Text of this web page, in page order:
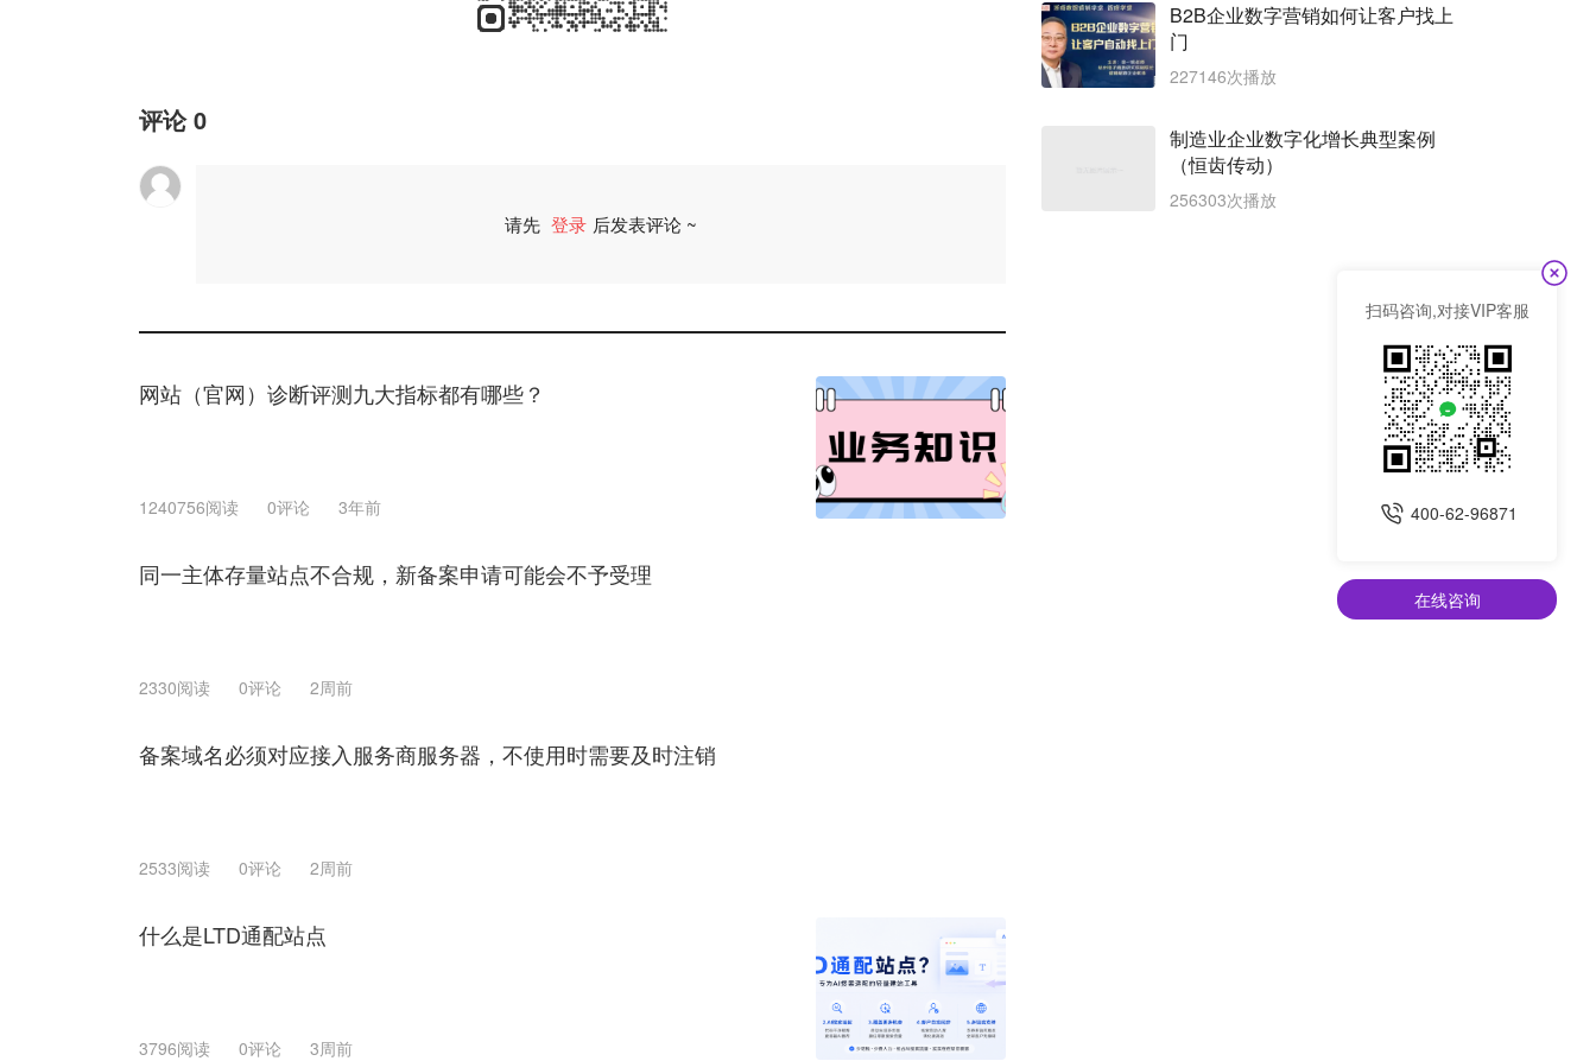
评论0
请先 登录 后发表评论 ~
网站（官网）诊断评测九大指标都有哪些？
1240756阅读 0评论 3年前
同一主体存量站点不合规，新备案申请可能会不予受理
2330阅读 0评论 2周前
备案域名必须对应接入服务商服务器，不使用时需要及时注销
2533阅读 0评论 2周前
什么是LTD通配站点
3796阅读 0评论 3周前
B2B企业数字营销如何让客户找上
门
227146次播放
制造业企业数字化增长典型案例
（恒齿传动）
256303次播放
扫码咨询,对接VIP客服
400-62-96871
在线咨询